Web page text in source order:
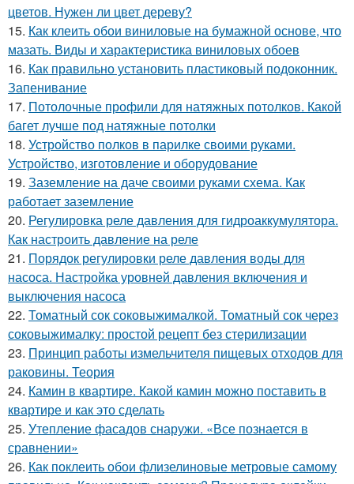
цветов. Нужен ли цвет дереву?
15. Как клеить обои виниловые на бумажной основе, что
мазать. Виды и характеристика виниловых обоев
16. Как правильно установить пластиковый подоконник.
Запенивание
17. Потолочные профили для натяжных потолков. Какой
багет лучше под натяжные потолки
18. Устройство полков в парилке своими руками.
Устройство, изготовление и оборудование
19. Заземление на даче своими руками схема. Как
работает заземление
20. Регулировка реле давления для гидроаккумулятора.
Как настроить давление на реле
21. Порядок регулировки реле давления воды для
насоса. Настройка уровней давления включения и
выключения насоса
22. Томатный сок соковыжималкой. Томатный сок через
соковыжималку: простой рецепт без стерилизации
23. Принцип работы измельчителя пищевых отходов для
раковины. Теория
24. Камин в квартире. Какой камин можно поставить в
квартире и как это сделать
25. Утепление фасадов снаружи. «Все познается в
сравнении»
26. Как поклеить обои флизелиновые метровые самому